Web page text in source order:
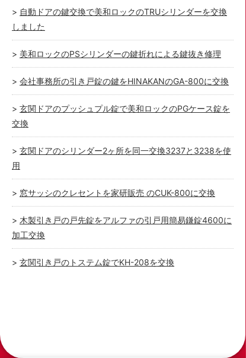
自動ドアの鍵交換で美和ロックのTRUシリンダーを交換
しました
美和ロックのPSシリンダーの鍵折れによる鍵抜き修理
会社事務所の引き戸錠の鍵をHINAKANのGA-800に交換
玄関ドアのプッシュプル錠で美和ロックのPGケース錠を
交換
玄関ドアのシリンダー2ヶ所を同一交換3237と3238を使
用
窓サッシのクレセントを家研販売 のCUK-800に交換
木製引き戸の戸先錠をアルファの引戸用簡易鎌錠4600に
加工交換
玄関引き戸のトステム錠でKH-208を交換